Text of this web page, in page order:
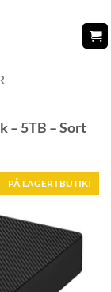
– 5TB – Sort
PÅ LAGER I BUTIK!